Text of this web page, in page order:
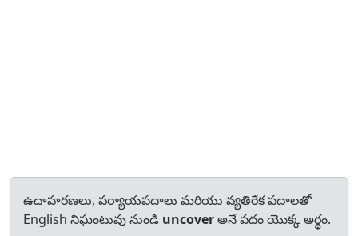
ఉదాహరణలు, పర్యాయపదాలు మరియు వ్యతిరేక పదాలతో
English నిఘంటువు నుండి uncoverఅనే పదం యొక్క అర్థం.